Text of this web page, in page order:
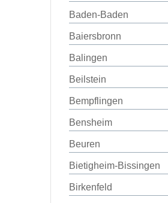
Baden-Baden
Baiersbronn
Balingen
Beilstein
Bempflingen
Bensheim
Beuren
Bietigheim-Bissingen
Birkenfeld